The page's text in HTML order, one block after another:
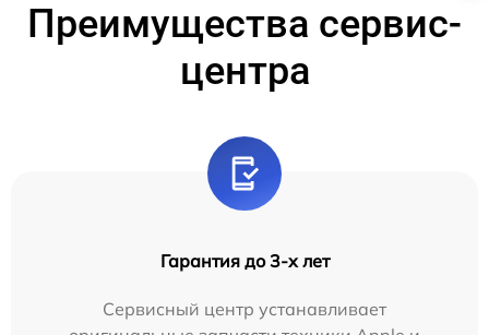
Преимущества сервис-
центра
Гарантия до 3-х лет
Сервисный центр устанавливает